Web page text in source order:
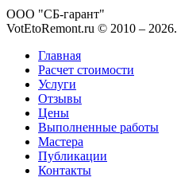
ООО "СБ-гарант"
VotEtoRemont.ru © 2010 – 2026.
Главная
Расчет стоимости
Услуги
Отзывы
Цены
Выполненные работы
Мастера
Публикации
Контакты